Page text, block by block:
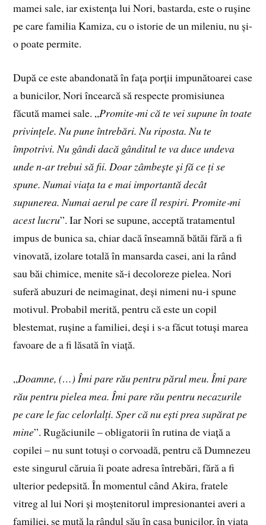
mamei sale, iar existența lui Nori, bastarda, este o rușine
pe care familia Kamiza, cu o istorie de un mileniu, nu și-
o poate permite.
După ce este abandonată în fața porții impunătoarei case
a bunicilor, Nori încearcă să respecte promisiunea
făcută mamei sale. „Promite‑mi că te vei supune în toate
privințele. Nu pune întrebări. Nu riposta. Nu te
împotrivi. Nu gândi dacă gânditul te va duce undeva
unde n-ar trebui să fii. Doar zâmbește și fă ce ți se
spune. Numai viața ta e mai importantă decât
supunerea. Numai aerul pe care îl respiri. Promite‑mi
acest lucru”. Iar Nori se supune, acceptă tratamentul
impus de bunica sa, chiar dacă înseamnă bătăi fără a fi
vinovată, izolare totală în mansarda casei, ani la rând
sau băi chimice, menite să-i decoloreze pielea. Nori
suferă abuzuri de neimaginat, deși nimeni nu-i spune
motivul. Probabil merită, pentru că este un copil
blestemat, rușine a familiei, deși i s-a făcut totuși marea
favoare de a fi lăsată în viață.
„Doamne, (…) Îmi pare rău pentru părul meu. Îmi pare
rău pentru pielea mea. Îmi pare rău pentru necazurile
pe care le fac celorlalți. Sper că nu ești prea supărat pe
mine”. Rugăciunile – obligatorii în rutina de viață a
copilei – nu sunt totuși o corvoadă, pentru că Dumnezeu
este singurul căruia îi poate adresa întrebări, fără a fi
ulterior pedepsită. În momentul când Akira, fratele
vitreg al lui Nori și moștenitorul impresionantei averi a
familiei, se mută la rândul său în casa bunicilor, în viața